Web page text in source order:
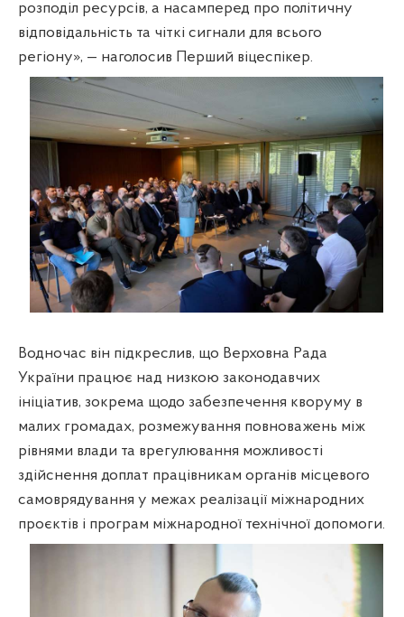
розподіл ресурсів, а насамперед про політичну
відповідальність та чіткі сигнали для всього
регіону», — наголосив Перший віцеспікер.
Водночас він підкреслив, що Верховна Рада
України працює над низкою законодавчих
ініціатив, зокрема щодо забезпечення кворуму в
малих громадах, розмежування повноважень між
рівнями влади та врегулювання можливості
здійснення доплат працівникам органів місцевого
самоврядування у межах реалізації міжнародних
проєктів і програм міжнародної технічної допомоги.